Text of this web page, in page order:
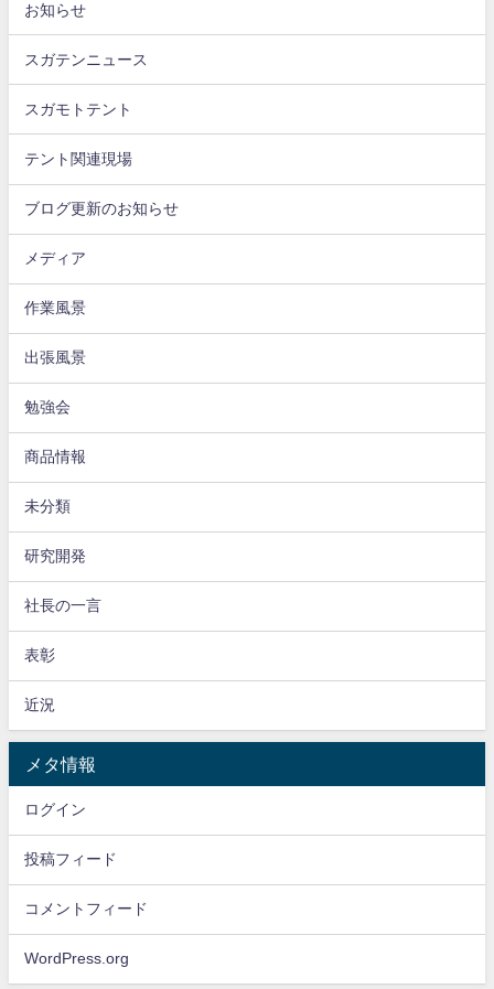
お知らせ
スガテンニュース
スガモトテント
テント関連現場
ブログ更新のお知らせ
メディア
作業風景
出張風景
勉強会
商品情報
未分類
研究開発
社長の一言
表彰
近況
メタ情報
ログイン
投稿フィード
コメントフィード
WordPress.org